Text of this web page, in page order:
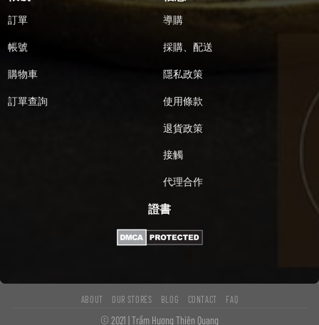
訂單
帳號
購物車
訂單查詢
導購
採購、配送
隱私政策
使用條款
退貨政策
接觸
代理合作
證書
ABOUT OUR STORES BLOG CONTACT FAQ
© 2021 | Trầm Hương Thiên Quang